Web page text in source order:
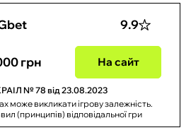
9.9
грн На сайт
№ 78 від 23.08.2023
може викликати ігрову залежність.
(принципів) відповідальної гри